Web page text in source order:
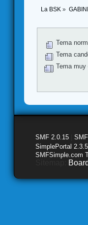
La BSK »
Tema
Tema
Tema
SMF 2.0.15
SimplePortal
SMFSimple.com